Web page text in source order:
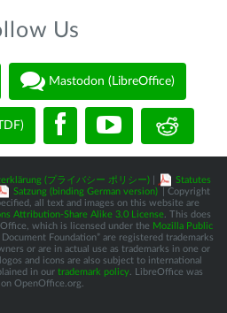
Us
Mastodon (LibreOffice)
(プライバシー ポリシー)
Statutes
Satzung (binding German version)
| Copyright
all text and images on this website are
Attribution-Share Alike 3.0 License. This does
which is licensed under the Mozilla Public
Document Foundation” are registered trademarks
or are in actual use as trademarks in one or
and icons are also subject to international
in our trademark policy. LibreOffice was
on OpenOffice.org.